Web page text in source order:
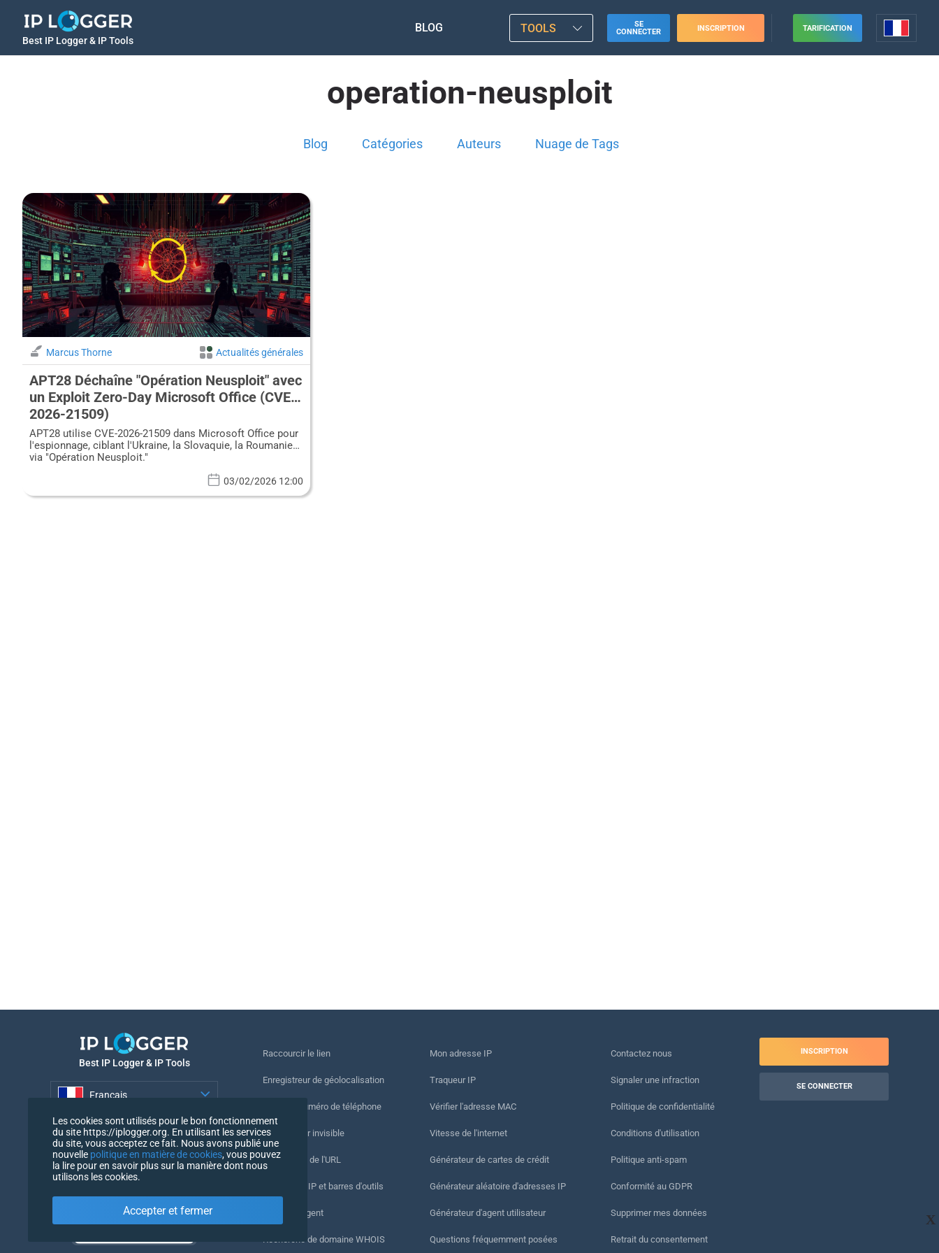
Best IP Logger & IP Tools
BLOG TOOLS
SE
CONNECTER
INSCRIPTION TARIFICATION
operation-neusploit
Blog Catégories Auteurs Nuage de Tags
Marcus Thorne Actualités générales
APT28 Déchaîne "Opération Neusploit" avec
un Exploit Zero-Day Microsoft Office (CVE-
2026-21509)
APT28 utilise CVE-2026-21509 dans Microsoft Office pour
l'espionnage, ciblant l'Ukraine, la Slovaquie, la Roumanie
via "Opération Neusploit."
03/02/2026 12:00
X
Best IP Logger & IP Tools
Français
Français
Raccourcir le lien
Enregistreur de géolocalisation
Suivre le numéro de téléphone
Enregistreur invisible
Vérification de l'URL
Compteurs IP et barres d'outils
Mon UserAgent
Recherche de domaine WHOIS
Mon adresse IP
Traqueur IP
Vérifier l'adresse MAC
Vitesse de l'internet
Générateur de cartes de crédit
Générateur aléatoire d'adresses IP
Générateur d'agent utilisateur
Questions fréquemment posées
Contactez nous
Signaler une infraction
Politique de confidentialité
Conditions d'utilisation
Politique anti-spam
Conformité au GDPR
Supprimer mes données
Retrait du consentement
INSCRIPTION
SE CONNECTER
Les cookies sont utilisés pour le bon fonctionnement
du site https://iplogger.org. En utilisant les services
du site, vous acceptez ce fait. Nous avons publié une
nouvelle politique en matière de cookies, vous pouvez
la lire pour en savoir plus sur la manière dont nous
utilisons les cookies.
Accepter et fermer